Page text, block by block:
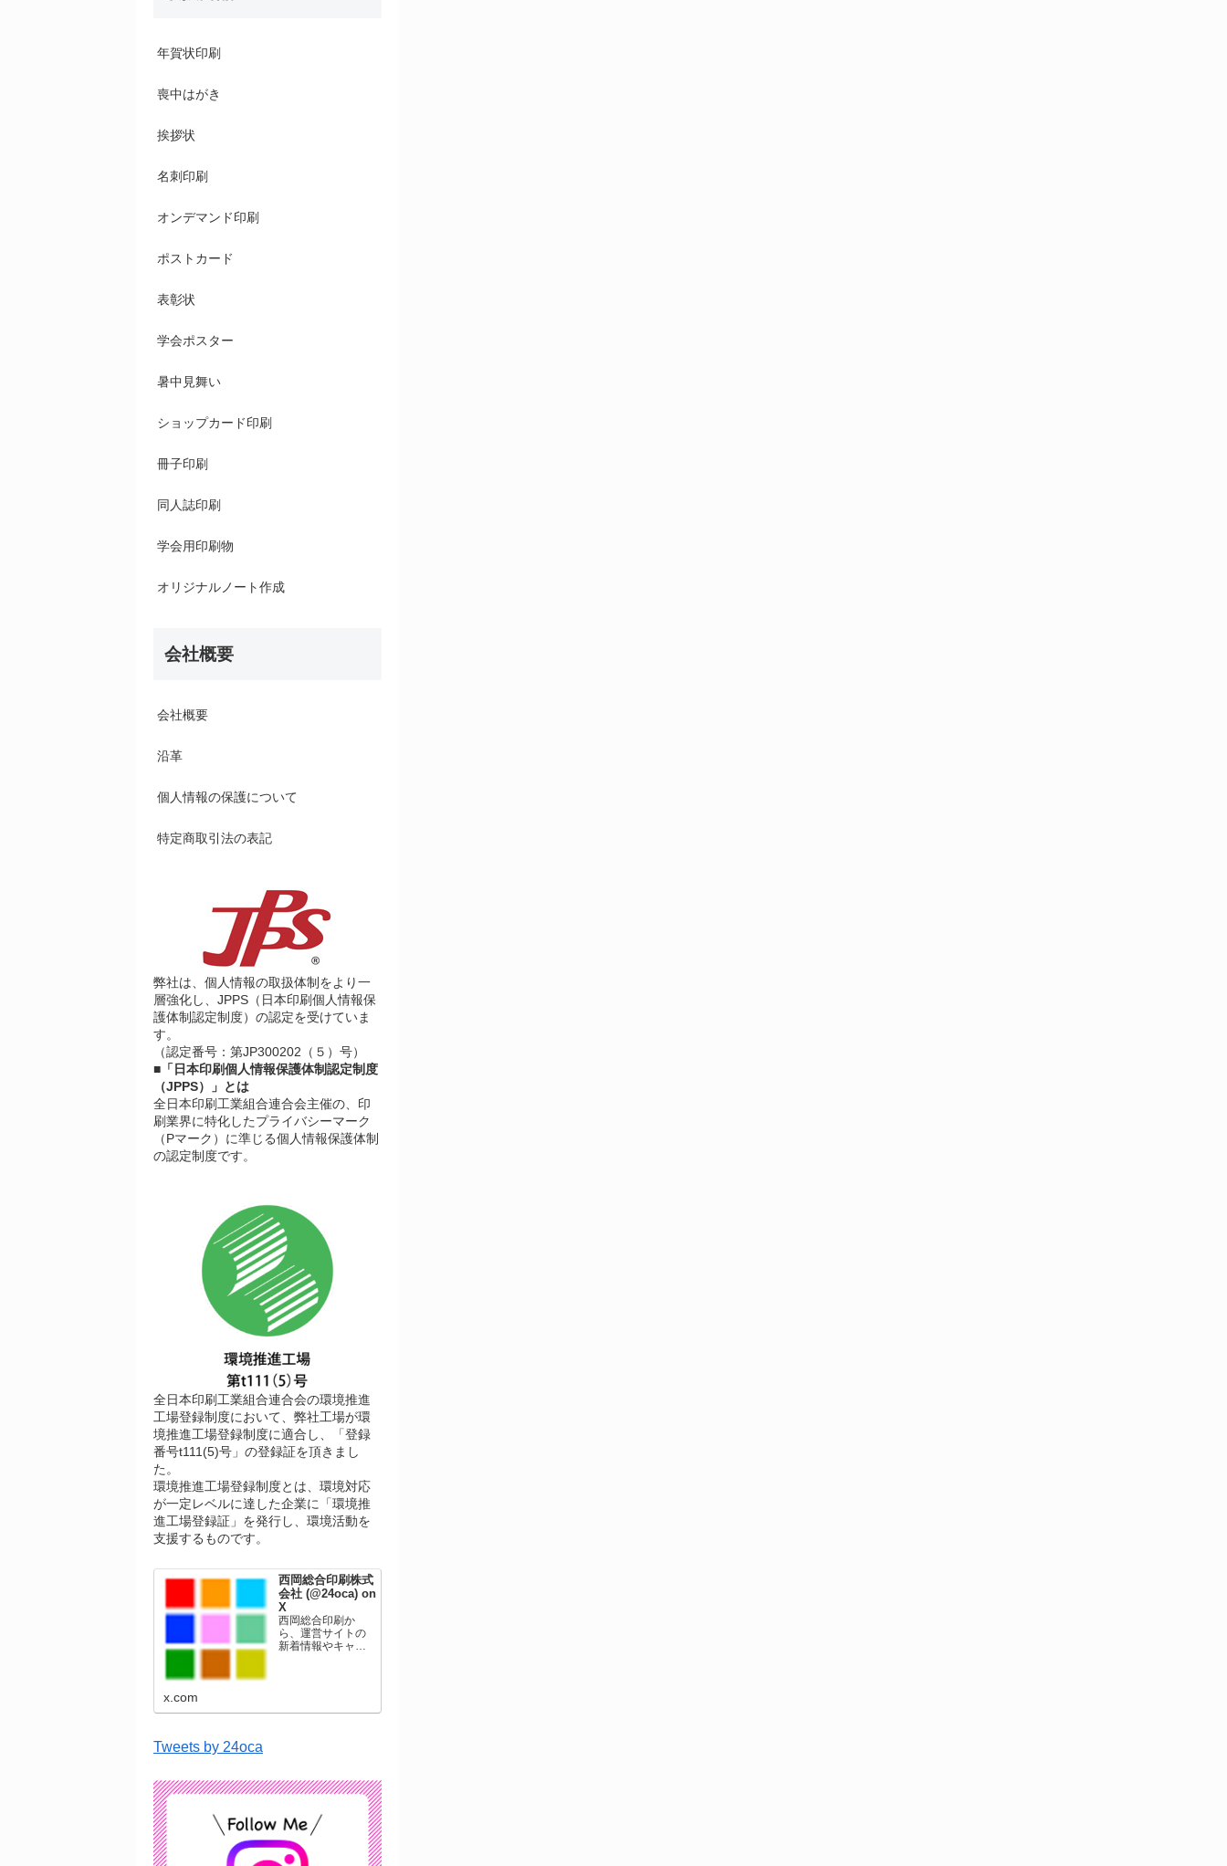
年賀状印刷
喪中はがき
挨拶状
名刺印刷
オンデマンド印刷
ポストカード
表彰状
学会ポスター
暑中見舞い
ショップカード印刷
冊子印刷
同人誌印刷
学会用印刷物
オリジナルノート作成
会社概要
会社概要
沿革
個人情報の保護について
特定商取引法の表記
弊社は、個人情報の取扱体制をより一
層強化し、JPPS（日本印刷個人情報保
護体制認定制度）の認定を受けていま
す。
（認定番号：第JP300202（５）号）
■「日本印刷個人情報保護体制認定制度
（JPPS）」とは
全日本印刷工業組合連合会主催の、印
刷業界に特化したプライバシーマーク
（Pマーク）に準じる個人情報保護体制
の認定制度です。
全日本印刷工業組合連合会の環境推進
工場登録制度において、弊社工場が環
境推進工場登録制度に適合し、「登録
番号t111(5)号」の登録証を頂きまし
た。
環境推進工場登録制度とは、環境対応
が一定レベルに達した企業に「環境推
進工場登録証」を発行し、環境活動を
支援するものです。
西岡総合印刷株式
会社 (@24oca) on
X
西岡総合印刷か
ら、運営サイトの
新着情報やキャン
ています。
x.com
Tweets by 24oca